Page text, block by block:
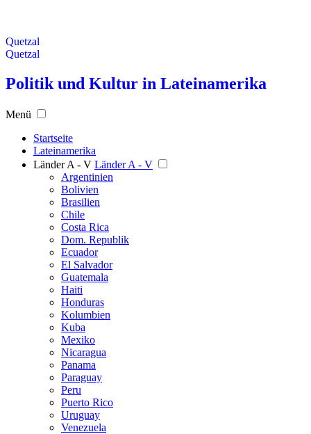
Quetzal
Quetzal
Politik und Kultur in Lateinamerika
Menü
Startseite
Lateinamerika
Länder A - V Länder A - V
Argentinien
Bolivien
Brasilien
Chile
Costa Rica
Dom. Republik
Ecuador
El Salvador
Guatemala
Haiti
Honduras
Kolumbien
Kuba
Mexiko
Nicaragua
Panama
Paraguay
Peru
Puerto Rico
Uruguay
Venezuela